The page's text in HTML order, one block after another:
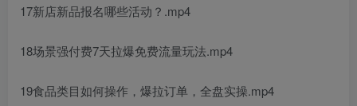
17新店新品报名哪些活动？.mp4
18场景强付费7天拉爆免费流量玩法.mp4
19食品类目如何操作，爆拉订单，全盘实操.mp4